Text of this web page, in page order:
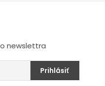
newslettra